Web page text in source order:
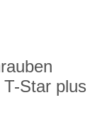
Star plus